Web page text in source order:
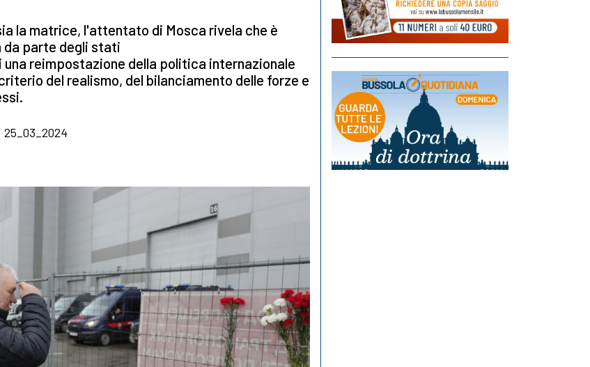
la matrice, l'attentato di Mosca rivela che è
da parte degli stati
reimpostazione della politica internazionale
del realismo, del bilanciamento delle forze e
25_03_2024